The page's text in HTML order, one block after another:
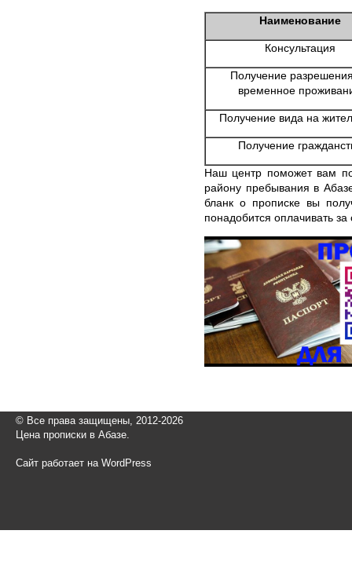
Наименование
Консультация
Получение
временное
Получение вида на
Получение
Наш центр поможет вам
району пребывания в
бланк о прописке вы
понадобится оплачивать за
© Все права защищены, 2012-2026
Цена прописки в Абазе.
Сайт работает на WordPress